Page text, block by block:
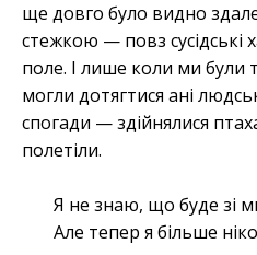
ще довго було видно
стежкою — повз сусідські
поле. І лише коли ми були
могли дотягтися ані
спогади — здійнялися
полетіли.
Я не знаю, що буде зі
Але тепер я більше